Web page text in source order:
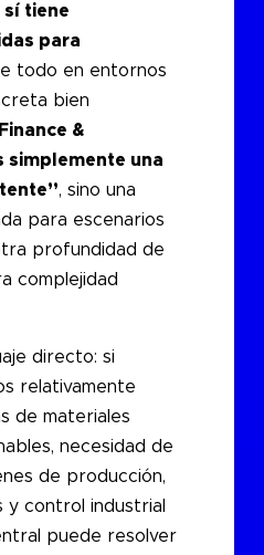
sí tiene
para
todo en entornos
bien
Finance &
simplemente una
, sino una
para escenarios
profundidad de
complejidad
directo: si
relativamente
de materiales
necesidad de
de producción,
y control industrial
puede resolver